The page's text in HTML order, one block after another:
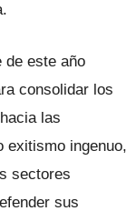
de este año
consolidar los
las
exitismo ingenuo,
sectores
sus